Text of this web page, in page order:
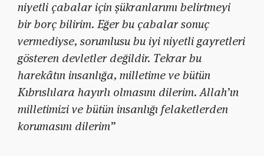
niyetli çabalar için şükranlarımı belirtmeyi
bir borç bilirim. Eğer bu çabalar sonuç
vermediyse, sorumlusu bu iyi niyetli gayretleri
gösteren devletler değildir. Tekrar bu
harekâtın insanlığa, milletime ve bütün
Kıbrıslılara hayırlı olmasını dilerim. Allah’ın
milletimizi ve bütün insanlığı felaketlerden
korumasını dilerim”